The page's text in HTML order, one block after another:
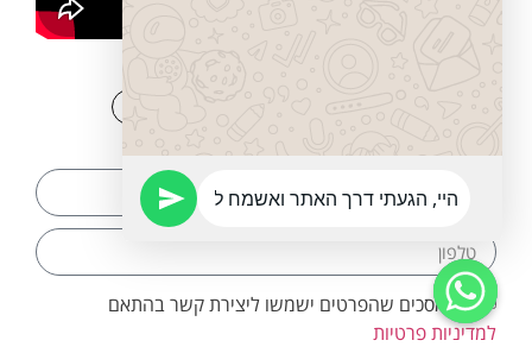
צרו עמנו קשר:
אני מסכים שהפרטים ישמשו ליצירת קשר בהתאם
למדיניות פרטיות